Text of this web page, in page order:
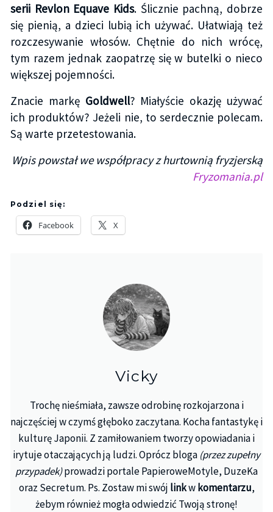
serii Revlon Equave Kids. Ślicznie pachną, dobrze
się pienią, a dzieci lubią ich używać. Ułatwiają też
rozczesywanie włosów. Chętnie do nich wrócę,
tym razem jednak zaopatrzę się w butelki o nieco
większej pojemności.
Znacie markę Goldwell? Miałyście okazję używać
ich produktów? Jeżeli nie, to serdecznie polecam.
Są warte przetestowania.
Wpis powstał we współpracy z hurtownią fryzjerską
Fryzomania.pl
Podziel się:
Facebook X
Vicky
Trochę nieśmiała, zawsze odrobinę rozkojarzona i
najczęściej w czymś głęboko zaczytana. Kocha fantastykę i
kulturę Japonii. Z zamiłowaniem tworzy opowiadania i
irytuje otaczających ją ludzi. Oprócz bloga (przez zupełny
przypadek)prowadzi portale PapieroweMotyle, DuzeKa
oraz Secretum. Ps. Zostaw mi swój linkwkomentarzu,
żebym również mogła odwiedzić Twoją stronę!